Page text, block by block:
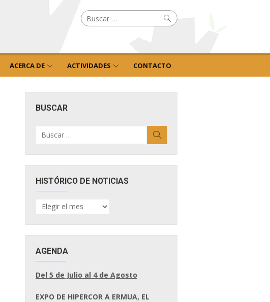
Buscar
por: Buscar
ACERCA DE ACTIVIDADES CONTACTO
BUSCAR
por:
HISTÓRICO DE NOTICIAS
HISTÓRICO
DE
AGENDA
Del 5 de Julio al 4 de Agosto
EXPO DE HIPERCOR A ERMUA, EL